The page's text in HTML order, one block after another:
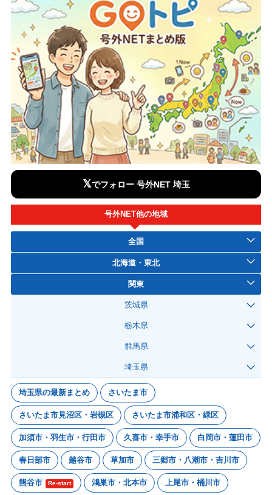
𝕏でフォロー 号外NET 埼玉
号外NET他の地域
全国
北海道・東北
関東
茨城県
栃木県
群馬県
埼玉県
埼玉県の最新まとめ さいたま市
さいたま市見沼区・岩槻区 さいたま市浦和区・緑区
加須市・羽生市・行田市 久喜市・幸手市 白岡市・蓮田市
春日部市 越谷市 草加市 三郷市・八潮市・吉川市
熊谷市 Re-start 鴻巣市・北本市 上尾市・桶川市